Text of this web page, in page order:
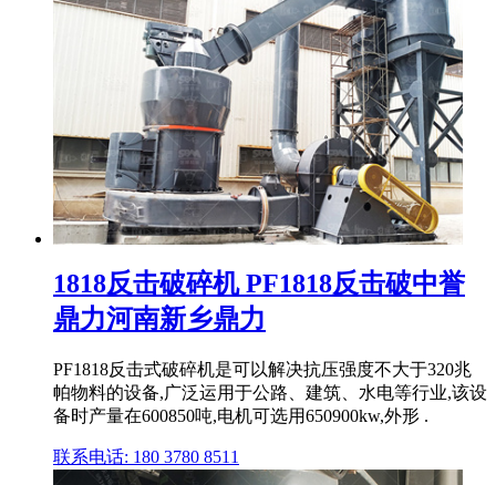
1818反击破碎机 PF1818反击破中誉
鼎力河南新乡鼎力
PF1818反击式破碎机是可以解决抗压强度不大于320兆
帕物料的设备,广泛运用于公路、建筑、水电等行业,该设
备时产量在600850吨,电机可选用650900kw,外形 .
联系电话: 180 3780 8511